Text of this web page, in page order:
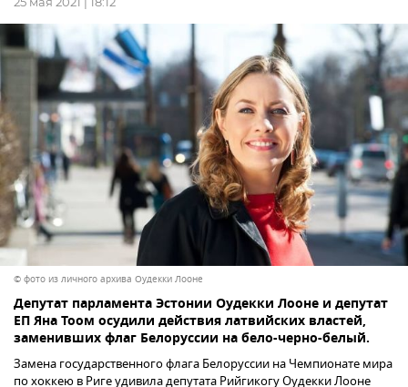
© фото из личного архива Оудекки Лооне
Депутат парламента Эстонии Оудекки Лооне и депутат
ЕП Яна Тоом осудили действия латвийских властей,
заменивших флаг Белоруссии на бело-черно-белый.
Замена государственного флага Белоруссии на Чемпионате мира
по хоккею в Риге удивила депутата Рийгикогу Оудекки Лооне